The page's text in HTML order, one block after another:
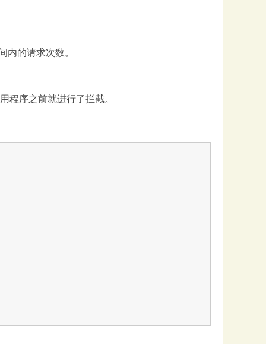
内的请求次数。
程序之前就进行了拦截。